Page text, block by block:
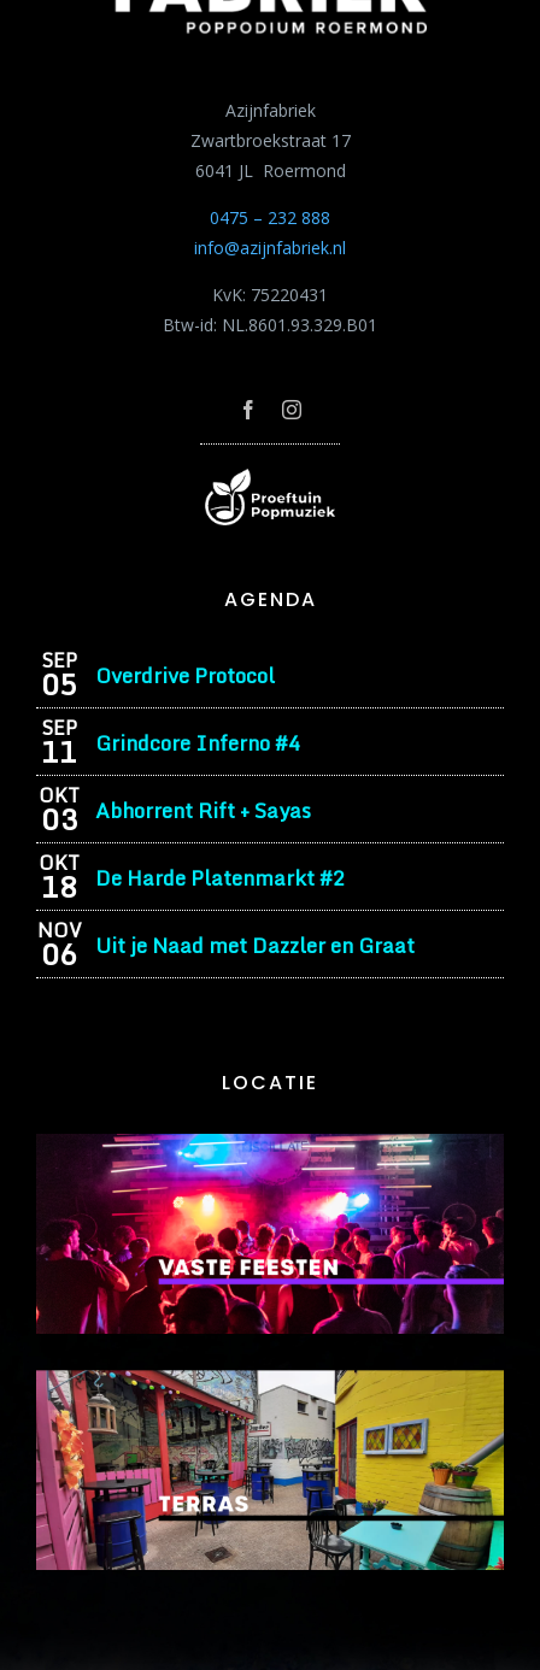
AGENDA
SEP
05 Overdrive Protocol
SEP
11 Grindcore Inferno #4
OKT
03 Abhorrent Rift + Sayas
OKT
18 De Harde Platenmarkt #2
NOV
06 Uit je Naad met Dazzler en Graat
Azijnfabriek
Zwartbroekstraat 17
6041 JL Roermond
0475 – 232 888
info@azijnfabriek.nl
KvK: 75220431
Btw-id: NL.8601.93.329.B01
LOCATIE